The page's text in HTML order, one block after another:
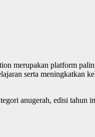
merupakan platform
serta meningkatkan
anugerah, edisi